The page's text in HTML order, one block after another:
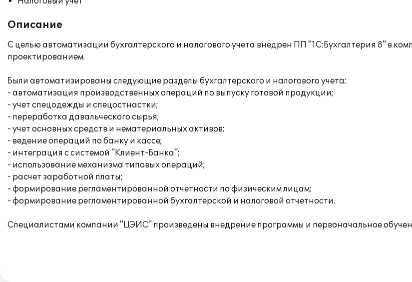
Описание
С целью автоматизации бухгалтерского и налогового учета внедрен ПП "1С:Бухгалтерия 8" в
проектированием.
Были автоматизированы следующие разделы бухгалтерского и налогового учета:
- автоматизация производственных операций по выпуску готовой продукции;
- учет спецодежды и спецостнастки;
- переработка давальческого сырья;
- учет основных средств и нематериальных активов;
- ведение операций по банку и кассе;
- интеграция с системой "Клиент-Банка";
- использование механизма типовых операций;
- расчет заработной платы;
- формирование регламентированной отчетности по физическим лицам;
- формирование регламентированной бухгалтерской и налоговой отчетности.
Специалистами компании "ЦЭИС" произведены внедрение программы и первоначальное